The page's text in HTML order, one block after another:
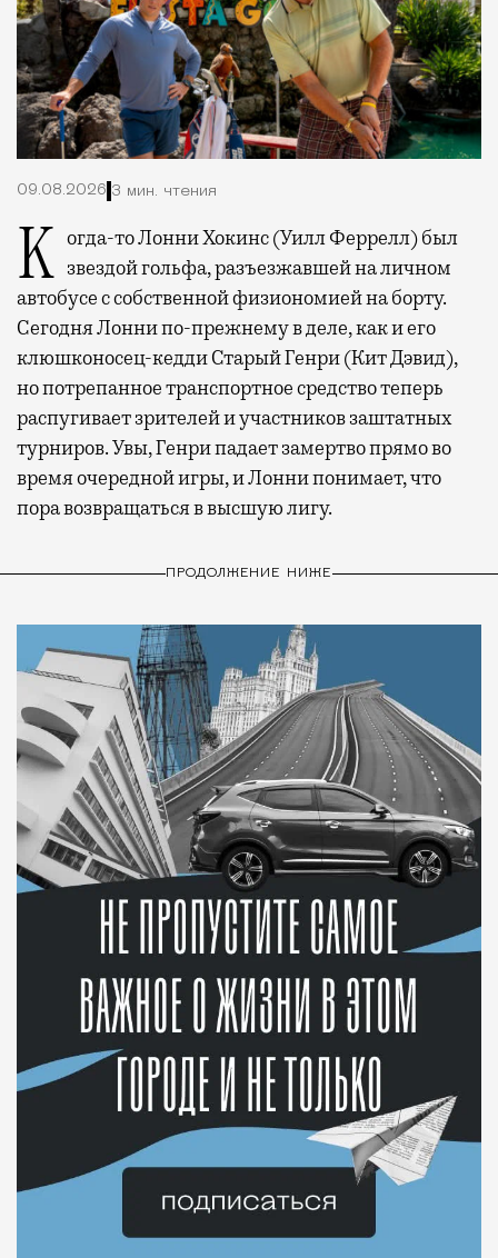
09.08.2026 3 мин. чтения
Когда-то Лонни Хокинс (Уилл Феррелл) был звездой гольфа, разъезжавшей на личном
автобусе с собственной физиономией на борту.
Сегодня Лонни по-прежнему в деле, как и его
клюшконосец-кедди Старый Генри (Кит Дэвид),
но потрепанное транспортное средство теперь
распугивает зрителей и участников заштатных
турниров. Увы, Генри падает замертво прямо во
время очередной игры, и Лонни понимает, что
пора возвращаться в высшую лигу.
ПРОДОЛЖЕНИЕ НИЖЕ